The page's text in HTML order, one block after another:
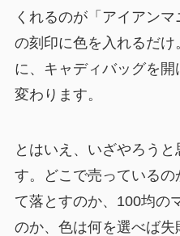
くれるのが「アイアン
の刻印に色を入れるだ
に、キャディバッグを
変わります。
とはいえ、いざやろう
す。どこで売っている
て落とすのか、100均の
のか、色は何を選べば